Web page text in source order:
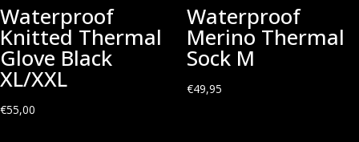
Waterproof
Knitted Thermal
Glove Black
XL/XXL
€55,00
Waterproof
Merino Thermal
Sock M
€49,95